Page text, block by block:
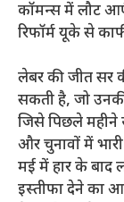
कॉमन्स में लौट
रिफॉर्म यूके से
लेबर की जीत सर
सकती है, जो
जिसे पिछले महीने
और चुनावों में
मई में हार के बाद
इस्तीफा देने का